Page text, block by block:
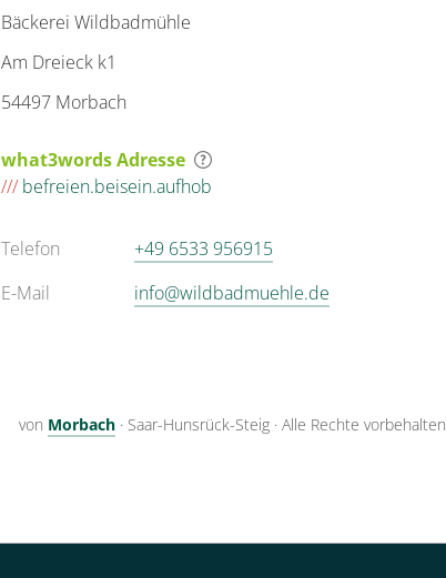
Bäckerei Wildbadmühle
Am Dreieck k1
54497 Morbach
what3words Adresse
/// befreien.beisein.aufhob
Telefon
+49 6533 956915
E-Mail
info@wildbadmuehle.de
von Morbach · Saar-Hunsrück-Steig · Alle Rechte vorbehalten